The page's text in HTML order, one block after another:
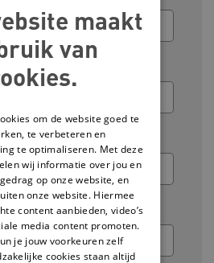
maakt
van
om de website goed te
te verbeteren en
te optimaliseren. Met deze
wij informatie over jou en
op onze website, en
onze website. Hiermee
content aanbieden, video’s
media content promoten.
je jouw voorkeuren zelf
cookies staan altijd